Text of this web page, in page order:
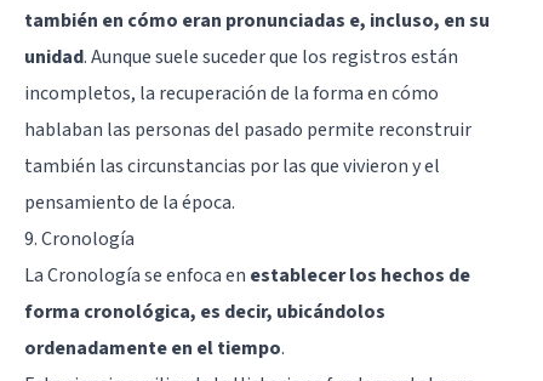
también en cómo eran pronunciadas e, incluso, en su
unidad. Aunque suele suceder que los registros están
incompletos, la recuperación de la forma en cómo
hablaban las personas del pasado permite reconstruir
también las circunstancias por las que vivieron y el
pensamiento de la época.
9. Cronología
La Cronología se enfoca en establecer los hechos de
forma cronológica, es decir, ubicándolos
ordenadamente en el tiempo.